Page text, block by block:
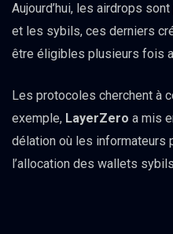
Aujourd’hui, les airdrops
et les sybils, ces derniers
être éligibles plusieurs fois
Les protocoles cherchent à
exemple, LayerZero a mis
délation où les informateurs
l’allocation des wallets